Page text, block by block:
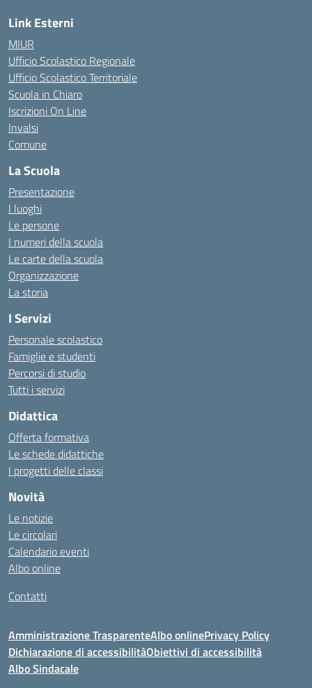
Link Esterni
MIUR
Ufficio Scolastico Regionale
Ufficio Scolastico Territoriale
Scuola in Chiaro
Iscrizioni On Line
Invalsi
Comune
La Scuola
Presentazione
I luoghi
Le persone
I numeri della scuola
Le carte della scuola
Organizzazione
La storia
I Servizi
Personale scolastico
Famiglie e studenti
Percorsi di studio
Tutti i servizi
Didattica
Offerta formativa
Le schede didattiche
I progetti delle classi
Novità
Le notizie
Le circolari
Calendario eventi
Albo online
Contatti
Amministrazione TrasparenteAlbo onlinePrivacy Policy
Dichiarazione di accessibilitàObiettivi di accessibilità
Albo Sindacale